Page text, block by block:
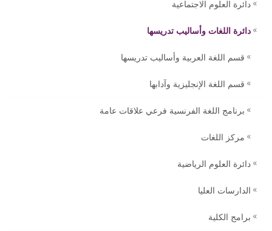
دائرة العلوم الاجتماعية
دائرة اللغات وأساليب تدريسها
قسم اللغة العربية وأساليب تدريسها
قسم اللغة الإنجليزية وآدابها
برنامج اللغة الفرنسية فرعي علاقات عامة
مركز اللغات
دائرة العلوم الرياضية
الدارسات العليا
برامج الكلية